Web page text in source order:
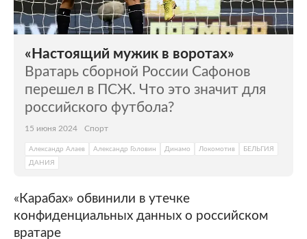
«Настоящий мужик в воротах»
Вратарь сборной России Сафонов
перешел в ПСЖ. Что это значит для
российского футбола?
15 июня 2024 Спорт
Александр Алаев Александр Головин Динамо Локомотив
БЕЛЬГИЯ
ДАНИЯ
«Карабах» обвинили в утечке
конфиденциальных данных о российском
вратаре